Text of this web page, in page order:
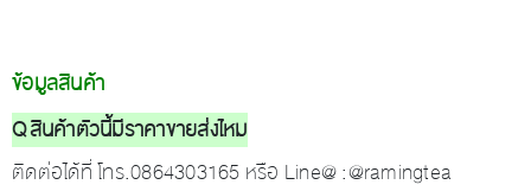
ข้อมูลสินค้า
Q สินค้าตัวนี้มีราคาขายส่งไหม
ติดต่อได้ที่ โทร.0864303165 หรือ Line@ :@ramingtea